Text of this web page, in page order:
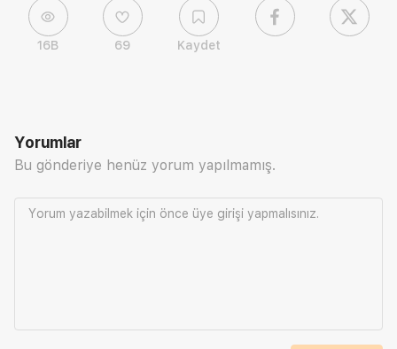
16B 69 Kaydet
Yorumlar
Bu gönderiye henüz yorum yapılmamış.
Yorum yazabilmek için önce üye girişi yapmalısınız.